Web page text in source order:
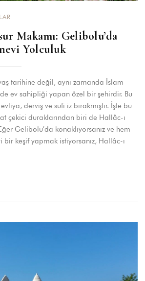
Makamı: Gelibolu’da
Yolculuk
tarihine değil, aynı zamanda İslam
ev sahipliği yapan özel bir şehirdir. Bu
derviş ve sufi iz bırakmıştır. İşte bu
çekici duraklarından biri de Hallâc-ı
Gelibolu’da konaklıyorsanız ve hem
keşif yapmak istiyorsanız, Hallâc-ı